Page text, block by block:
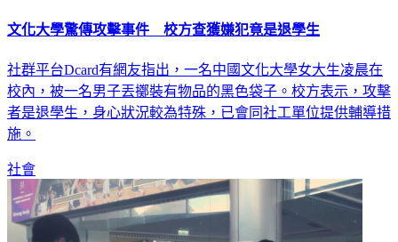
文化大學驚傳攻擊事件 校方查獲嫌犯竟是退學生
社群平台Dcard有網友指出，一名中國文化大學女大生凌晨在
校內，被一名男子丟擲裝有物品的黑色袋子。校方表示，攻擊
者是退學生，身心狀況較為特殊，已會同社工單位提供輔導措
施。
社會